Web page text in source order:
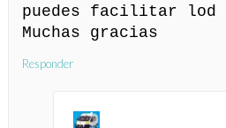
puedes facilitar lod
Muchas gracias
Responder